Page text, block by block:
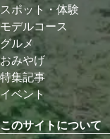
スポット・体験
モデルコース
グルメ
おみやげ
特集記事
イベント
このサイトについて